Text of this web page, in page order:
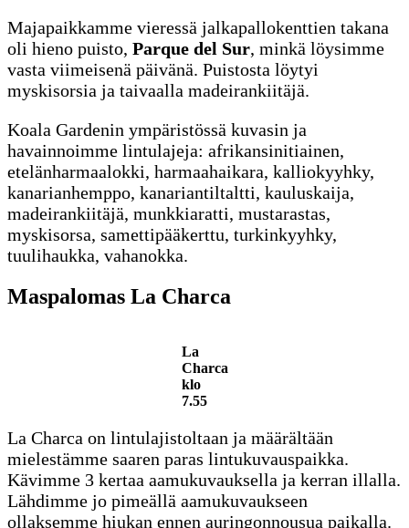
Majapaikkamme vieressä jalkapallokenttien takana
oli hieno puisto, Parque del Sur, minkä löysimme
vasta viimeisenä päivänä. Puistosta löytyi
myskisorsia ja taivaalla madeirankiitäjä.
Koala Gardenin ympäristössä kuvasin ja
havainnoimme lintulajeja: afrikansinitiainen,
etelänharmaalokki, harmaahaikara, kalliokyyhky,
kanarianhemppo, kanariantiltaltti, kauluskaija,
madeirankiitäjä, munkkiaratti, mustarastas,
myskisorsa, samettipääkerttu, turkinkyyhky,
tuulihaukka, vahanokka.
Maspalomas La Charca
La
Charca
klo
7.55
La Charca on lintulajistoltaan ja määrältään
mielestämme saaren paras lintukuvauspaikka.
Kävimme 3 kertaa aamukuvauksella ja kerran illalla.
Lähdimme jo pimeällä aamukuvaukseen
ollaksemme hiukan ennen auringonnousua paikalla.